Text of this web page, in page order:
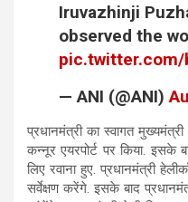
Iruvazhinji
observed the
pic.twitter.com/
— ANI (@ANI)
प्रधानमंत्री का स्वागत
कन्नूर एयरपोर्ट पर किया. इसके
लिए रवाना हुए. प्रधानमंत्री
सर्वेक्षण करेंगे. इसके बाद